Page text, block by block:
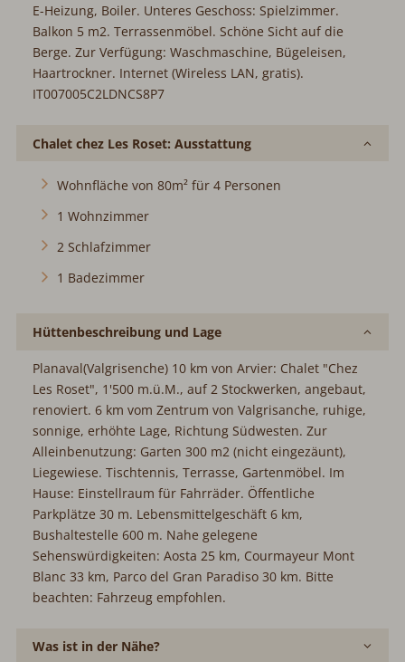
E-Heizung, Boiler. Unteres Geschoss: Spielzimmer.
Balkon 5 m2. Terrassenmöbel. Schöne Sicht auf die
Berge. Zur Verfügung: Waschmaschine, Bügeleisen,
Haartrockner. Internet (Wireless LAN, gratis).
IT007005C2LDNCS8P7
Chalet chez Les Roset: Ausstattung
Wohnfläche von 80m² für 4 Personen
1 Wohnzimmer
2 Schlafzimmer
1 Badezimmer
Hüttenbeschreibung und Lage
Planaval(Valgrisenche) 10 km von Arvier: Chalet "Chez
Les Roset", 1'500 m.ü.M., auf 2 Stockwerken, angebaut,
renoviert. 6 km vom Zentrum von Valgrisanche, ruhige,
sonnige, erhöhte Lage, Richtung Südwesten. Zur
Alleinbenutzung: Garten 300 m2 (nicht eingezäunt),
Liegewiese. Tischtennis, Terrasse, Gartenmöbel. Im
Hause: Einstellraum für Fahrräder. Öffentliche
Parkplätze 30 m. Lebensmittelgeschäft 6 km,
Bushaltestelle 600 m. Nahe gelegene
Sehenswürdigkeiten: Aosta 25 km, Courmayeur Mont
Blanc 33 km, Parco del Gran Paradiso 30 km. Bitte
beachten: Fahrzeug empfohlen.
Was ist in der Nähe?